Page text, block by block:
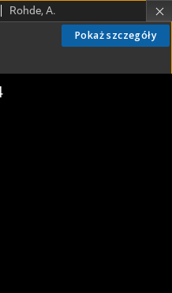
Pokaż szczegóły
Rohde, A.